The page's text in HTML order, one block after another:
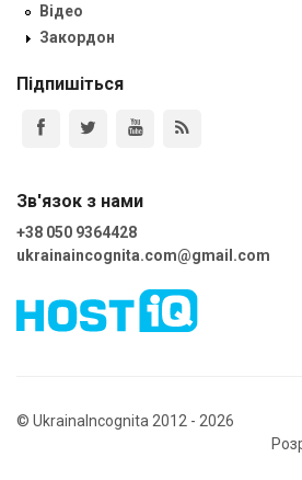
Відео
Закордон
Підпишіться
Зв'язок з нами
+38 050 9364428
ukrainaincognita.com@gmail.com
© UkrainaIncognita 2012 - 2026